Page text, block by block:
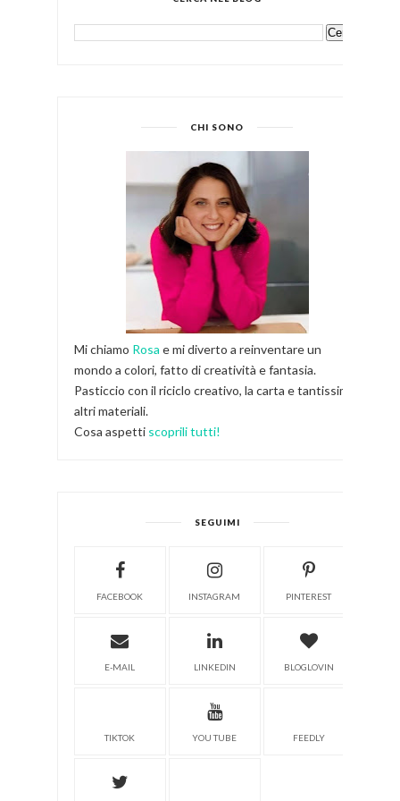
CHI SONO
Mi chiamo Rosa e mi diverto a reinventare un
mondo a colori, fatto di creatività e fantasia.
Pasticcio con il riciclo creativo, la carta e tantissimi
altri materiali.
Cosa aspetti scoprili tutti!
SEGUIMI
FACEBOOK INSTAGRAM PINTEREST
E-MAIL LINKEDIN BLOGLOVIN
TIKTOK YOU TUBE FEEDLY